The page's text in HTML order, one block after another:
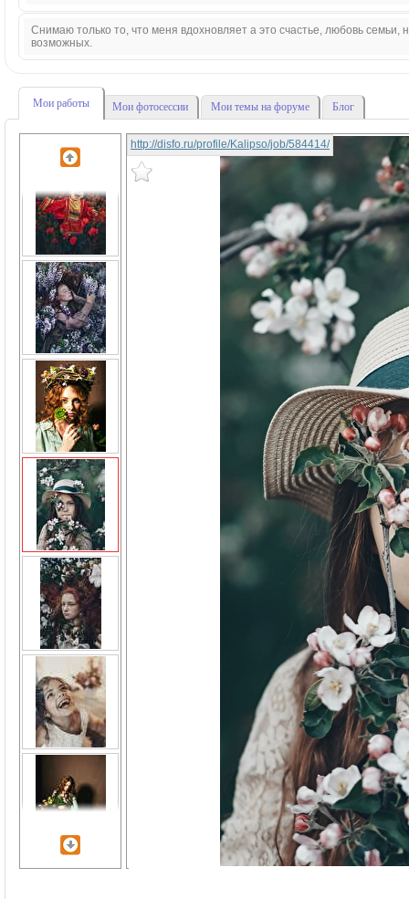
Снимаю только то, что меня вдохновляет а это счастье, любовь
возможных.
Мои работы Мои фотосессии Мои темы на форуме Блог
http://disfo.ru/profile/Kalipso/job/584414/